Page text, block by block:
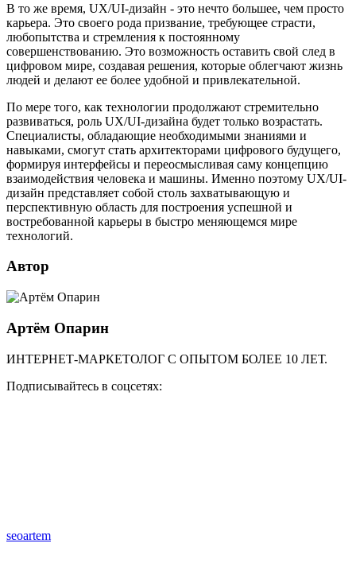
В то же время, UX/UI-дизайн - это нечто большее, чем просто
карьера. Это своего рода призвание, требующее страсти,
любопытства и стремления к постоянному
совершенствованию. Это возможность оставить свой след в
цифровом мире, создавая решения, которые облегчают жизнь
людей и делают ее более удобной и привлекательной.
По мере того, как технологии продолжают стремительно
развиваться, роль UX/UI-дизайна будет только возрастать.
Специалисты, обладающие необходимыми знаниями и
навыками, смогут стать архитекторами цифрового будущего,
формируя интерфейсы и переосмысливая саму концепцию
взаимодействия человека и машины. Именно поэтому UX/UI-
дизайн представляет собой столь захватывающую и
перспективную область для построения успешной и
востребованной карьеры в быстро меняющемся мире
технологий.
Автор
Артём Опарин
ИНТЕРНЕТ-МАРКЕТОЛОГ С ОПЫТОМ БОЛЕЕ 10 ЛЕТ.
Подписывайтесь в соцсетях:
seoartem